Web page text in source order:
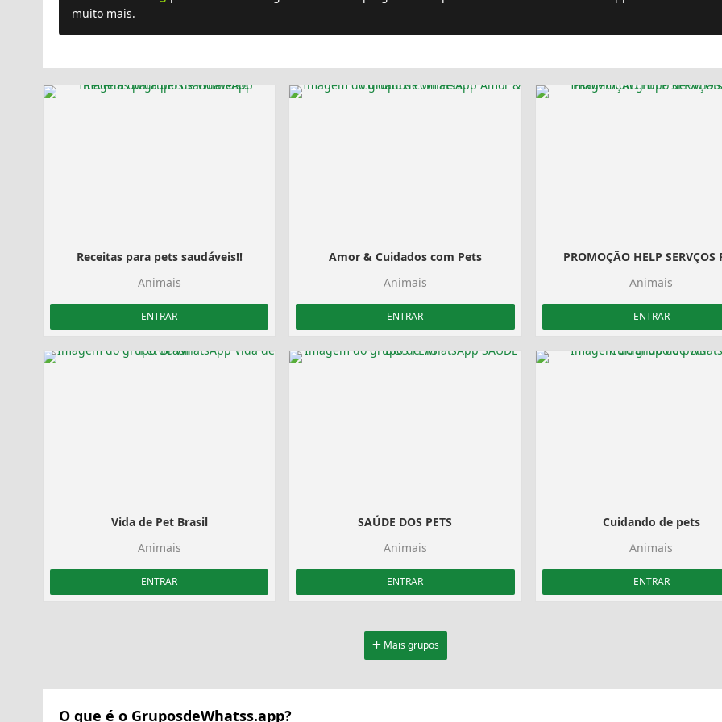
muito mais.
Receitas para pets saudáveis!!
Animais
ENTRAR
Amor & Cuidados com Pets
Animais
ENTRAR
PROMOÇÃO HELP SERVÇOS
Animais
ENTRAR
Vida de Pet Brasil
Animais
ENTRAR
SAÚDE DOS PETS
Animais
ENTRAR
Cuidando de pets
Animais
ENTRAR
Mais grupos
O que é o GruposdeWhatss.app?